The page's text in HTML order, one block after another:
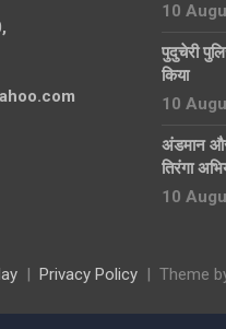
10
पुदुचेरी
किया
10
अंडमान और
तिरंगा
10
Privacy Policy Theme